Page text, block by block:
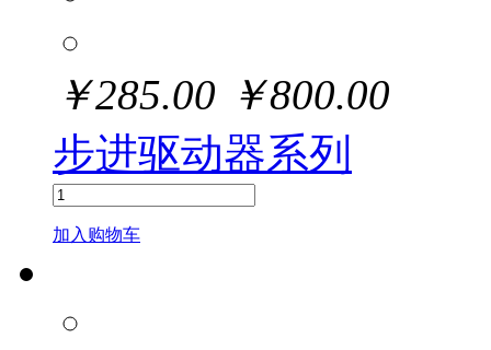
￥285.00 ￥800.00
步进驱动器系列
加入购物车